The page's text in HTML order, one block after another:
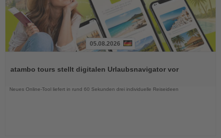
die
05.08.2026
atambo tours stellt digitalen Urlaubsnavigator vor
Neues Online-Tool liefert in rund 60 Sekunden drei individuelle Reiseideen